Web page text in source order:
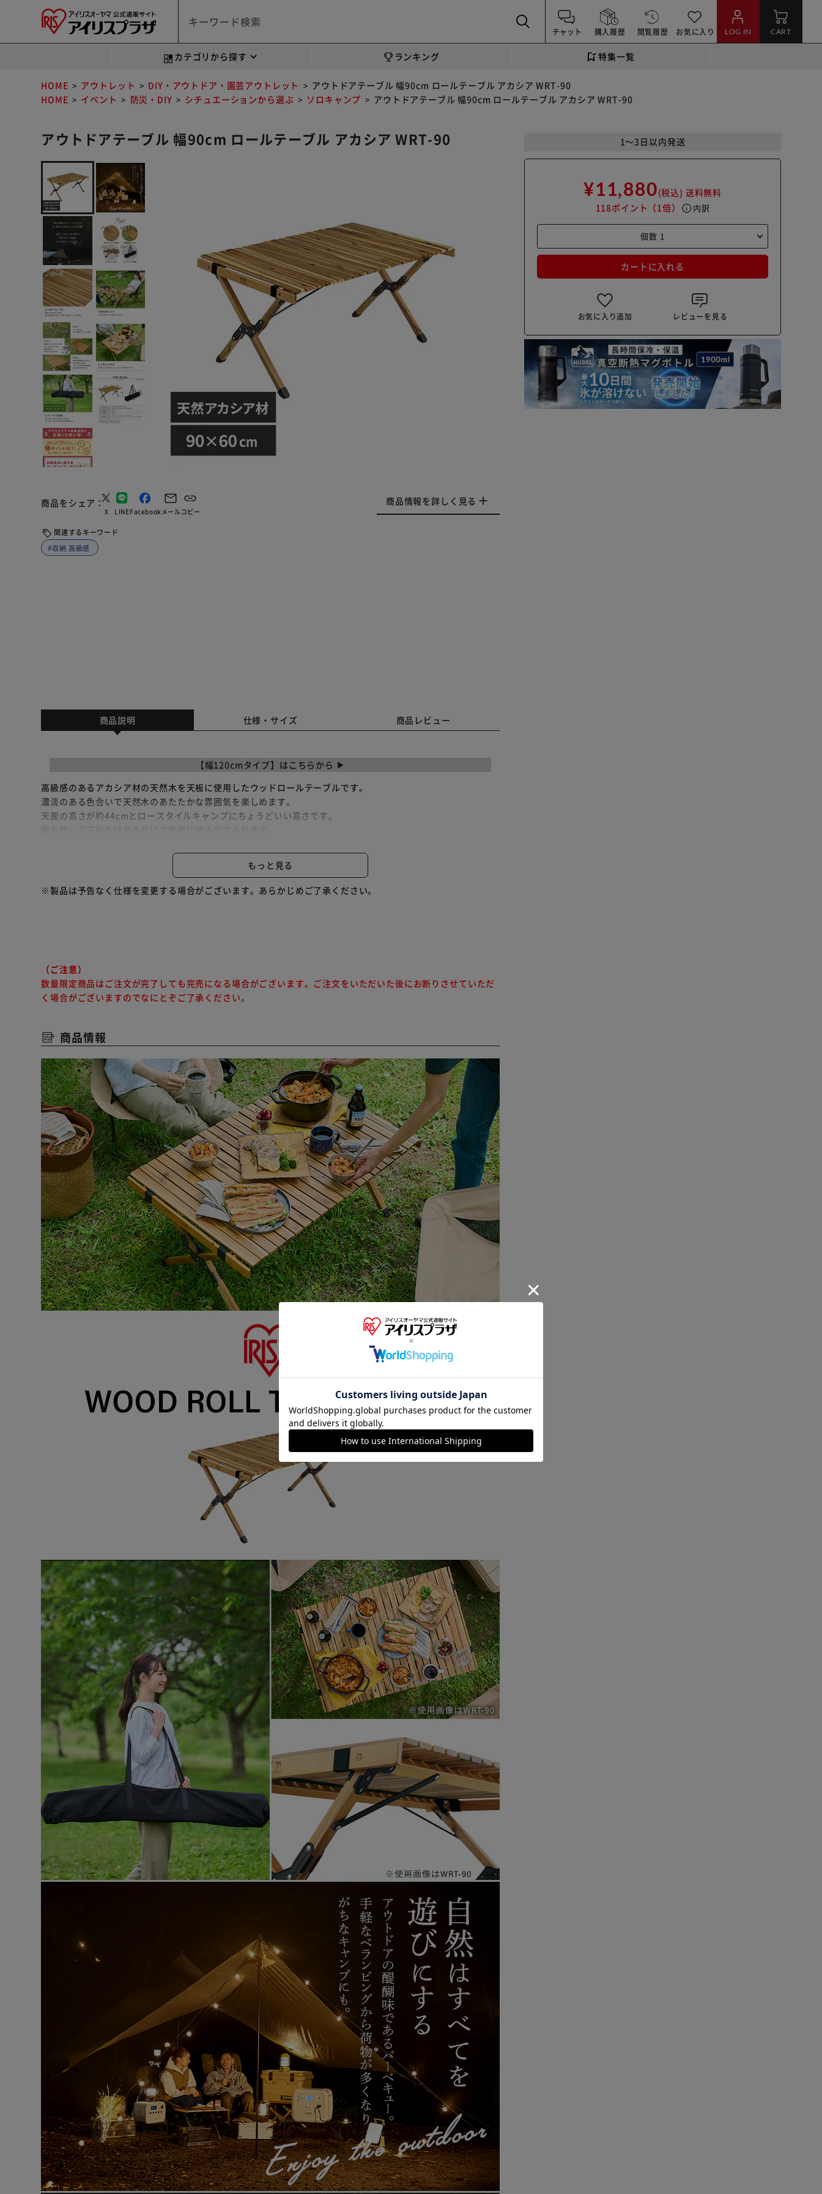
チャット 購入履歴 閲覧履歴 お気に入り LOG IN CART
カテゴリから探す ランキング 特集一覧
HOME アウトレット DIY・アウトドア・園芸アウトレット
アウトドアテーブル 幅90cm ロールテーブル アカシア WRT-90
HOME
イベント 防災・DIY シチュエーションから選ぶ ソロキャンプ アウトドアテーブル 幅90cm ロールテーブル アカシア WRT-90
アウトドアテーブル 幅90cm ロールテーブル アカシア WRT-90
商品をシェア
X LINEFacebook メールコピー
商品情報を詳しく見る
関連するキーワード
#収納 高級感
1～3日以内発送
¥11,880(税込) 送料無料
118ポイント （1倍） info 内訳
カートに入れる
お気に入り追加 レビューを見る
商品説明 仕様・サイズ 商品レビュー
【幅120cmタイプ】はこちらから ▶
高級感のあるアカシア材の天然木を天板に使用したウッドロールテーブルです。
濃淡のある色合いで天然木のあたたかな雰囲気を楽しめます。
天面の高さが約44cmとロースタイルキャンプにちょうどいい高さです。
脚部にカバーが付いているため、屋内でも使用可能です。
★お客様組立★
もっと見る
※製品は予告なく仕様を変更する場合がございます。あらかじめご了承ください。
（ご注意）
数量限定商品はご注文が完了しても完売になる場合がございます。ご注文をいただいた後にお断りさせていただ
く場合がございますのでなにとぞご了承ください。
商品情報
※ご確認ください